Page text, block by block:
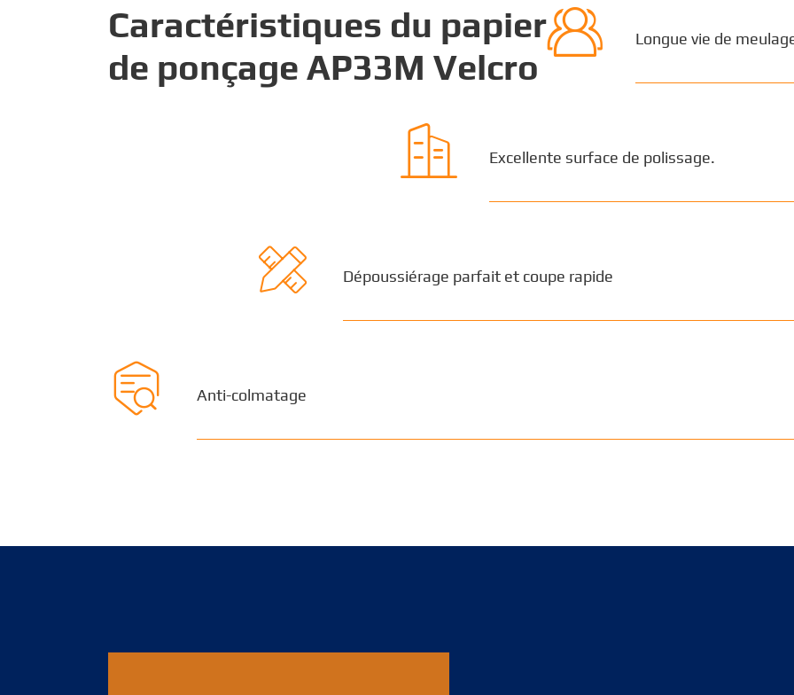
Caractéristiques du papier
de ponçage AP33M Velcro
 Longue vie de
 Excellente surface de polissage.
 Dépoussiérage parfait et coupe rapide
 Anti-colmatage